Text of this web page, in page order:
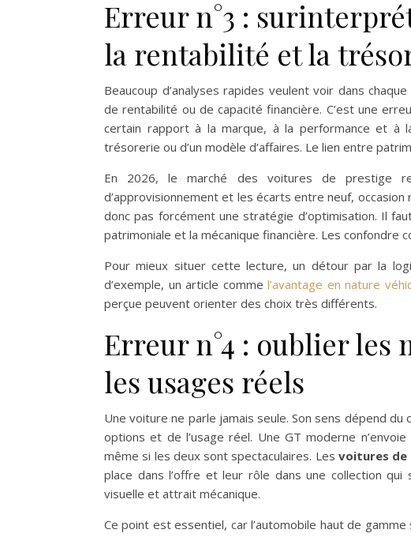
Erreur n°3 :
la rentabilité et la
Beaucoup d’analyses rapides veulent voir dans
de rentabilité ou de capacité financière. C’est une
certain rapport à la marque, à la performance et à
trésorerie ou d’un modèle d’affaires. Le lien entre
En 2026, le marché des voitures de prestige
d’approvisionnement et les écarts entre neuf,
donc pas forcément une stratégie d’optimisation. Il
patrimoniale et la mécanique financière. Les confondre
Pour mieux situer cette lecture, un détour par la
d’exemple, un article commel’avantage en nature
perçue peuvent orienter des choix très différents.
Erreur n°4 : oublier les
les usages réels
Une voiture ne parle jamais seule. Son sens dépend
options et de l’usage réel. Une GT moderne
même si les deux sont spectaculaires. Les voitures de
place dans l’offre et leur rôle dans une collection
visuelle et attrait mécanique.
Ce point est essentiel, car l’automobile haut de